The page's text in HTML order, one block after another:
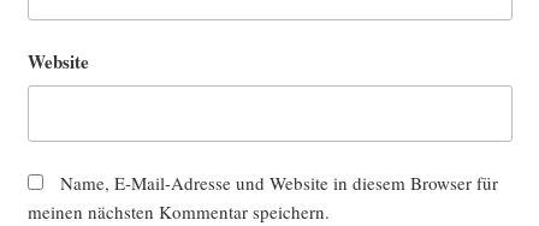
Website
Name, E-Mail-Adresse und Website in diesem Browser für
meinen nächsten Kommentar speichern.